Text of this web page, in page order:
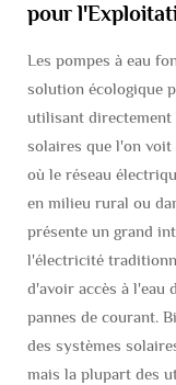
pour
Les pompes à eau
solution écologique
utilisant directement
solaires que l'on voit
où le réseau
en milieu rural ou
présente un grand
l'électricité
d'avoir accès à l'eau
pannes de courant.
des systèmes
mais la plupart des